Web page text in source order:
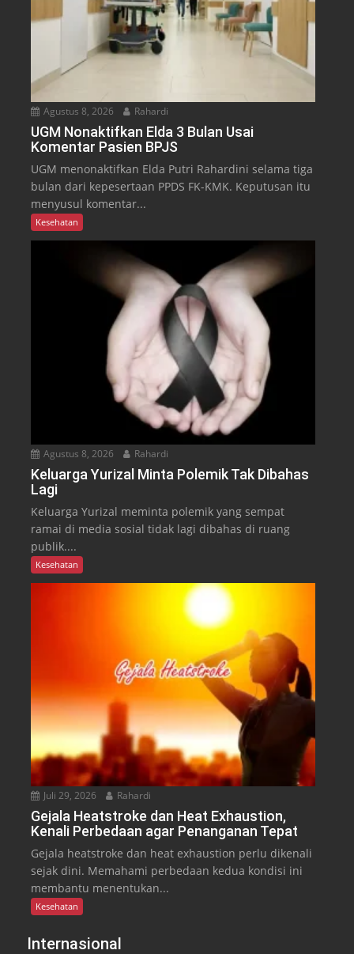
Agustus 8, 2026 Rahardi
UGM Nonaktifkan Elda 3 Bulan Usai
Komentar Pasien BPJS
UGM menonaktifkan Elda Putri Rahardini selama tiga
bulan dari kepesertaan PPDS FK-KMK. Keputusan itu
menyusul komentar...
Kesehatan
Agustus 8, 2026 Rahardi
Keluarga Yurizal Minta Polemik Tak Dibahas
Lagi
Keluarga Yurizal meminta polemik yang sempat
ramai di media sosial tidak lagi dibahas di ruang
publik....
Kesehatan
Juli 29, 2026 Rahardi
Gejala Heatstroke dan Heat Exhaustion,
Kenali Perbedaan agar Penanganan Tepat
Gejala heatstroke dan heat exhaustion perlu dikenali
sejak dini. Memahami perbedaan kedua kondisi ini
membantu menentukan...
Kesehatan
Internasional